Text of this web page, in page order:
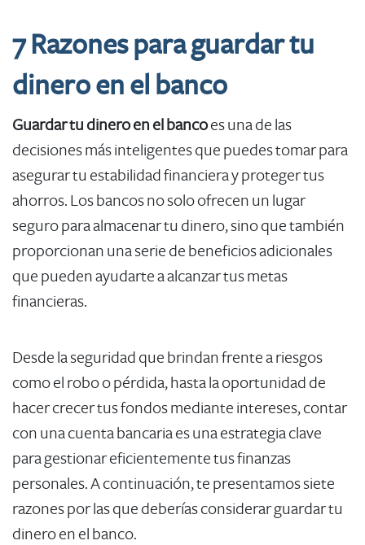
7 Razones para guardar tu
dinero en el banco
Guardar tu dinero en el bancoes una de las
decisiones más inteligentes que puedes tomar para
asegurar tu estabilidad financiera y proteger tus
ahorros. Los bancos no solo ofrecen un lugar
seguro para almacenar tu dinero, sino que también
proporcionan una serie de beneficios adicionales
que pueden ayudarte a alcanzar tus metas
financieras.
Desde la seguridad que brindan frente a riesgos
como el robo o pérdida, hasta la oportunidad de
hacer crecer tus fondos mediante intereses, contar
con una cuenta bancaria es una estrategia clave
para gestionar eficientemente tus finanzas
personales. A continuación, te presentamos siete
razones por las que deberías considerar guardar tu
dinero en el banco.